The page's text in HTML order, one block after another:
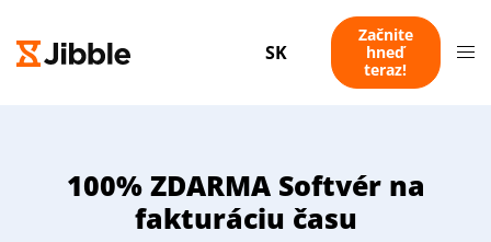
SK
Začnite
hneď
teraz!
100% ZDARMA Softvér na
fakturáciu času